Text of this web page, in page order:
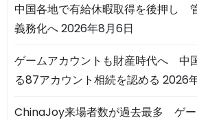
中国各地で有給休暇取得を後押し
義務化へ2026年8月6日
ゲームアカウントも財産時代へ 中
る87アカウント相続を認める 2026
ChinaJoy来場者数が過去最多 ゲー